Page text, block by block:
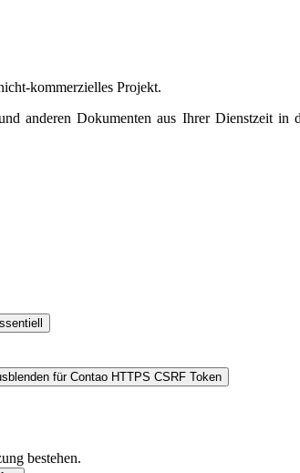
kommerzielles Projekt.
anderen Dokumenten aus Ihrer Dienstzeit
für Contao HTTPS CSRF Token
bestehen.